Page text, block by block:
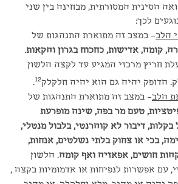
הסינית המסורתית, מבחינה בין שני
לכך:
הלב– במצב זה מתוארת התנהגות של
קומה, אדישות, כחכוח בגרון והקאות.
חריץ מרכזי המגיע עד לקצה הלשון
הדופק יהיה גם הוא יהיה חלקלק12
.
הלב– במצב זה מתוארת התנהגות של
טעם מר בפה, שינה מופרעת
דיבור לא קוהרנטי, בלבול מנטלי,
בכי או צחוק בלתי נשלטים, אנחות,
חושים, אפאזיה ואף קומה. הלשון
עם אפשרות לנפיחות או אדמומיות בקצה ,